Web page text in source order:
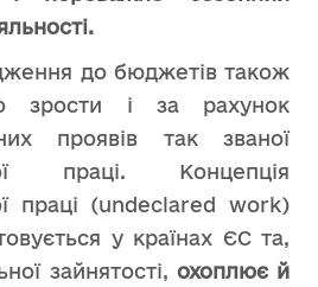
до бюджетів також
зрости і за рахунок
проявів так званої
праці. Концепція
праці (undeclared work)
у країнах ЄС та,
зайнятості, охоплює й